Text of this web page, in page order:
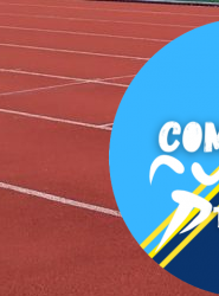
to
content